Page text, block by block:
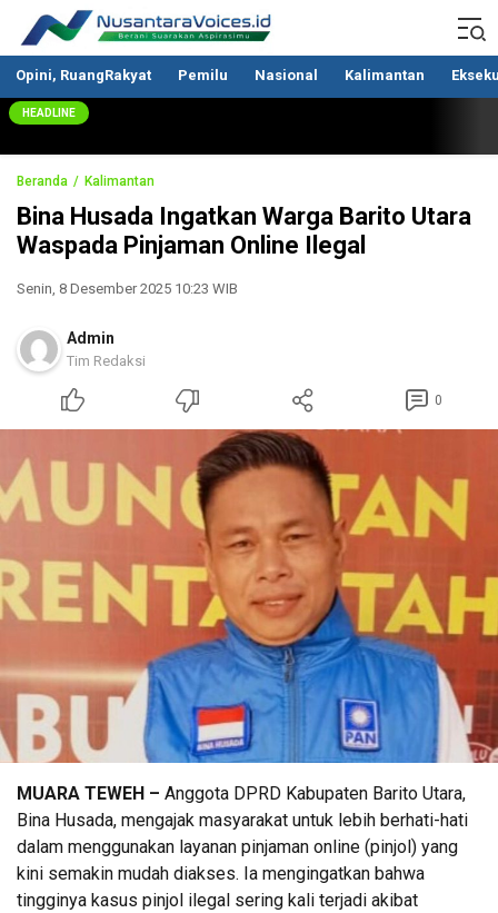
Nusantaravoices.id
Berani Suarakan Aspirasimu
Opini, RuangRakyat Pemilu Nasional Kalimantan
HEADLINE
Beranda Kalimantan
Bina Husada Ingatkan Warga Barito Utara
Waspada Pinjaman Online Ilegal
Senin, 8 Desember 2025 10:23 WIB
Admin
Tim Redaksi
0
MUARA TEWEH – Anggota DPRD Kabupaten Barito Utara,
Bina Husada, mengajak masyarakat untuk lebih berhati-hati
dalam menggunakan layanan pinjaman online (pinjol) yang
kini semakin mudah diakses. Ia mengingatkan bahwa
tingginya kasus pinjol ilegal sering kali terjadi akibat